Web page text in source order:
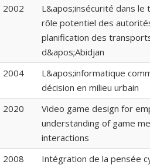
2002
L&apos;insécurité dans
rôle potentiel des
planification des
d&apos;Abidjan
2004
L&apos;informatique
décision en milieu urbain
2020
Video game design for
understanding of game
interactions
2008
Intégration de la pensée